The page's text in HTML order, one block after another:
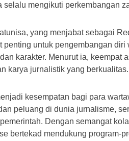
selalu mengikuti perkembangan
yang menjabat sebagai
penting untuk pengembangan
karakter. Menurut ia, keempat
karya jurnalistik yang berkualitas.
kesempatan bagi para
peluang di dunia jurnalisme,
Dengan semangat
bertekad mendukung program-